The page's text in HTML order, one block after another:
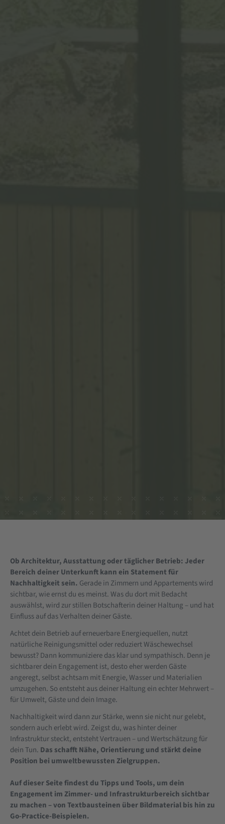
Ob Architektur, Ausstattung oder täglicher Betrieb: Jeder
Bereich deiner Unterkunft kann ein Statement für
Nachhaltigkeit sein. Gerade in Zimmern und Appartements wird
sichtbar, wie ernst du es meinst. Was du dort mit Bedacht
auswählst, wird zur stillen Botschafterin deiner Haltung – und hat
Einfluss auf dasVerhalten deiner Gäste.
Achtet dein Betrieb auf erneuerbare Energiequellen, nutzt
natürliche Reinigungsmittel oder reduziert Wäschewechsel
bewusst? Dann kommuniziere das klar und sympathisch. Denn je
sichtbarer dein Engagement ist, desto eher werden Gäste
angeregt, selbst achtsam mit Energie, Wasser und Materialien
umzugehen. So entsteht aus deiner Haltung ein echter Mehrwert –
für Umwelt, Gäste und dein Image.
Nachhaltigkeit wird dann zur Stärke, wenn sie nicht nur gelebt,
sondern auch erlebt wird. Zeigst du, was hinter deiner
Infrastruktur steckt, entsteht Vertrauen – und Wertschätzung für
dein Tun. Das schafft Nähe, Orientierung und stärkt deine
Position bei umweltbewussten Zielgruppen.
Auf dieser Seite findest du Tipps und Tools, um dein
Engagement im Zimmer- und Infrastrukturbereich sichtbar
zu machen – von Textbausteinen über Bildmaterial bis hin zu
Go-Practice-Beispielen.